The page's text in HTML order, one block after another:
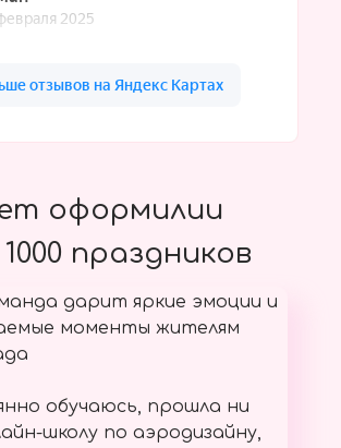
оформилии
праздников
дарит яркие эмоции и
моменты жителям
обучаюсь, прошла ни
школу по аэродизайну,